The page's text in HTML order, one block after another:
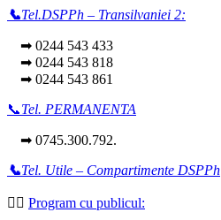
📞Tel.DSPPh – Transilvaniei 2:
➡ 0244 543 433
➡ 0244 543 818
➡ 0244 543 861
📞Tel. PERMANENTA
➡ 0745.300.792.
📞Tel. Utile – Compartimente DSPPh
👩‍⚕️ Program cu publicul: